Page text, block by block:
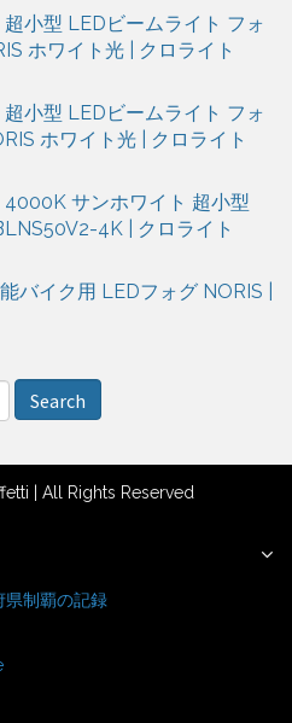
小型 LEDビームライト フォ
ホワイト光 | クロライト
小型 LEDビームライト フォ
ホワイト光 | クロライト
4000K サンホワイト 超小型
4K | クロライト
バイク用 LEDフォグ NORIS |
| All Rights Reserved
県制覇の記録